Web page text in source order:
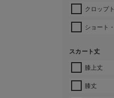
クロップト
ショート
スカート丈
膝上丈
膝丈